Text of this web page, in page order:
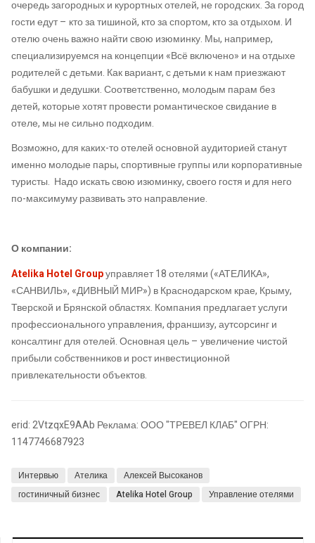
очередь загородных и курортных отелей, не городских. За город
гости едут – кто за тишиной, кто за спортом, кто за отдыхом. И
отелю очень важно найти свою изюминку. Мы, например,
специализируемся на концепции «Всё включено» и на отдыхе
родителей с детьми. Как вариант, с детьми к нам приезжают
бабушки и дедушки. Соответственно, молодым парам без
детей, которые хотят провести романтическое свидание в
отеле, мы не сильно подходим.
Возможно, для каких-то отелей основной аудиторией станут
именно молодые пары, спортивные группы или корпоративные
туристы. Надо искать свою изюминку, своего гостя и для него
по-максимуму развивать это направление.
О компании:
Atelika Hotel Groupуправляет 18 отелями («АТЕЛИКА»,
«САНВИЛЬ», «ДИВНЫЙ МИР») в Краснодарском крае, Крыму,
Тверской и Брянской областях. Компания предлагает услуги
профессионального управления, франшизу, аутсорсинг и
консалтинг для отелей. Основная цель – увеличение чистой
прибыли собственников и рост инвестиционной
привлекательности объектов.
erid: 2VtzqxE9AAb Реклама: ООО "ТРЕВЕЛ КЛАБ" ОГРН:
1147746687923
Интервью Ателика
Алексей Высоканов
гостиничный бизнес
Atelika Hotel Group Управление отелями